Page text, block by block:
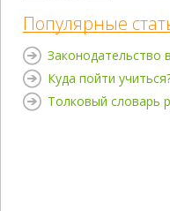
Популярные
Законодательство
Куда пойти
Толковый словарь